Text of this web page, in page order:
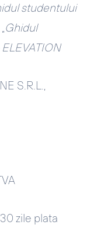
studentului
Ghidul
S.R.L.,
zile plata